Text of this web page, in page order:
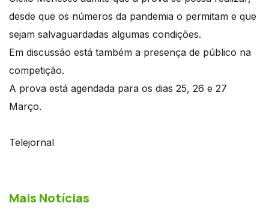
desde que os números da pandemia o permitam e que
sejam salvaguardadas algumas condições.
Em discussão está também a presença de público na
competição.
A prova está agendada para os dias 25, 26 e 27
Março.
Telejornal
Mais Notícias